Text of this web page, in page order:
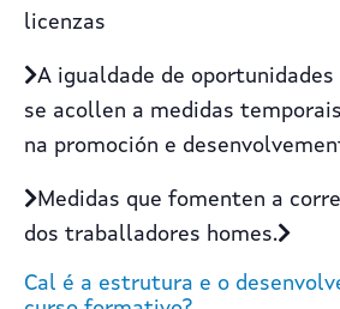
licenzas
A igualdade de oportunidades
se acollen a medidas
na promoción e
Medidas que fomenten a
dos traballadores homes.
Cal é a estrutura e o